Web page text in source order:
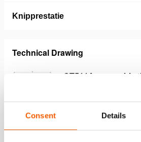
Consent Details
Knipprestatie
Technical Drawing
CT5114 removable